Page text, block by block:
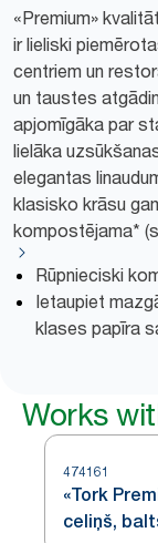
«Premium»
ir lieliski
centriem un
un taustes
apjomīgāka par
lielāka
elegantas
klasisko krāsu
kompostējama*
Rūpnieciski
Ietaupiet
klases papīra
Works
474161
«Tork
celiņš,